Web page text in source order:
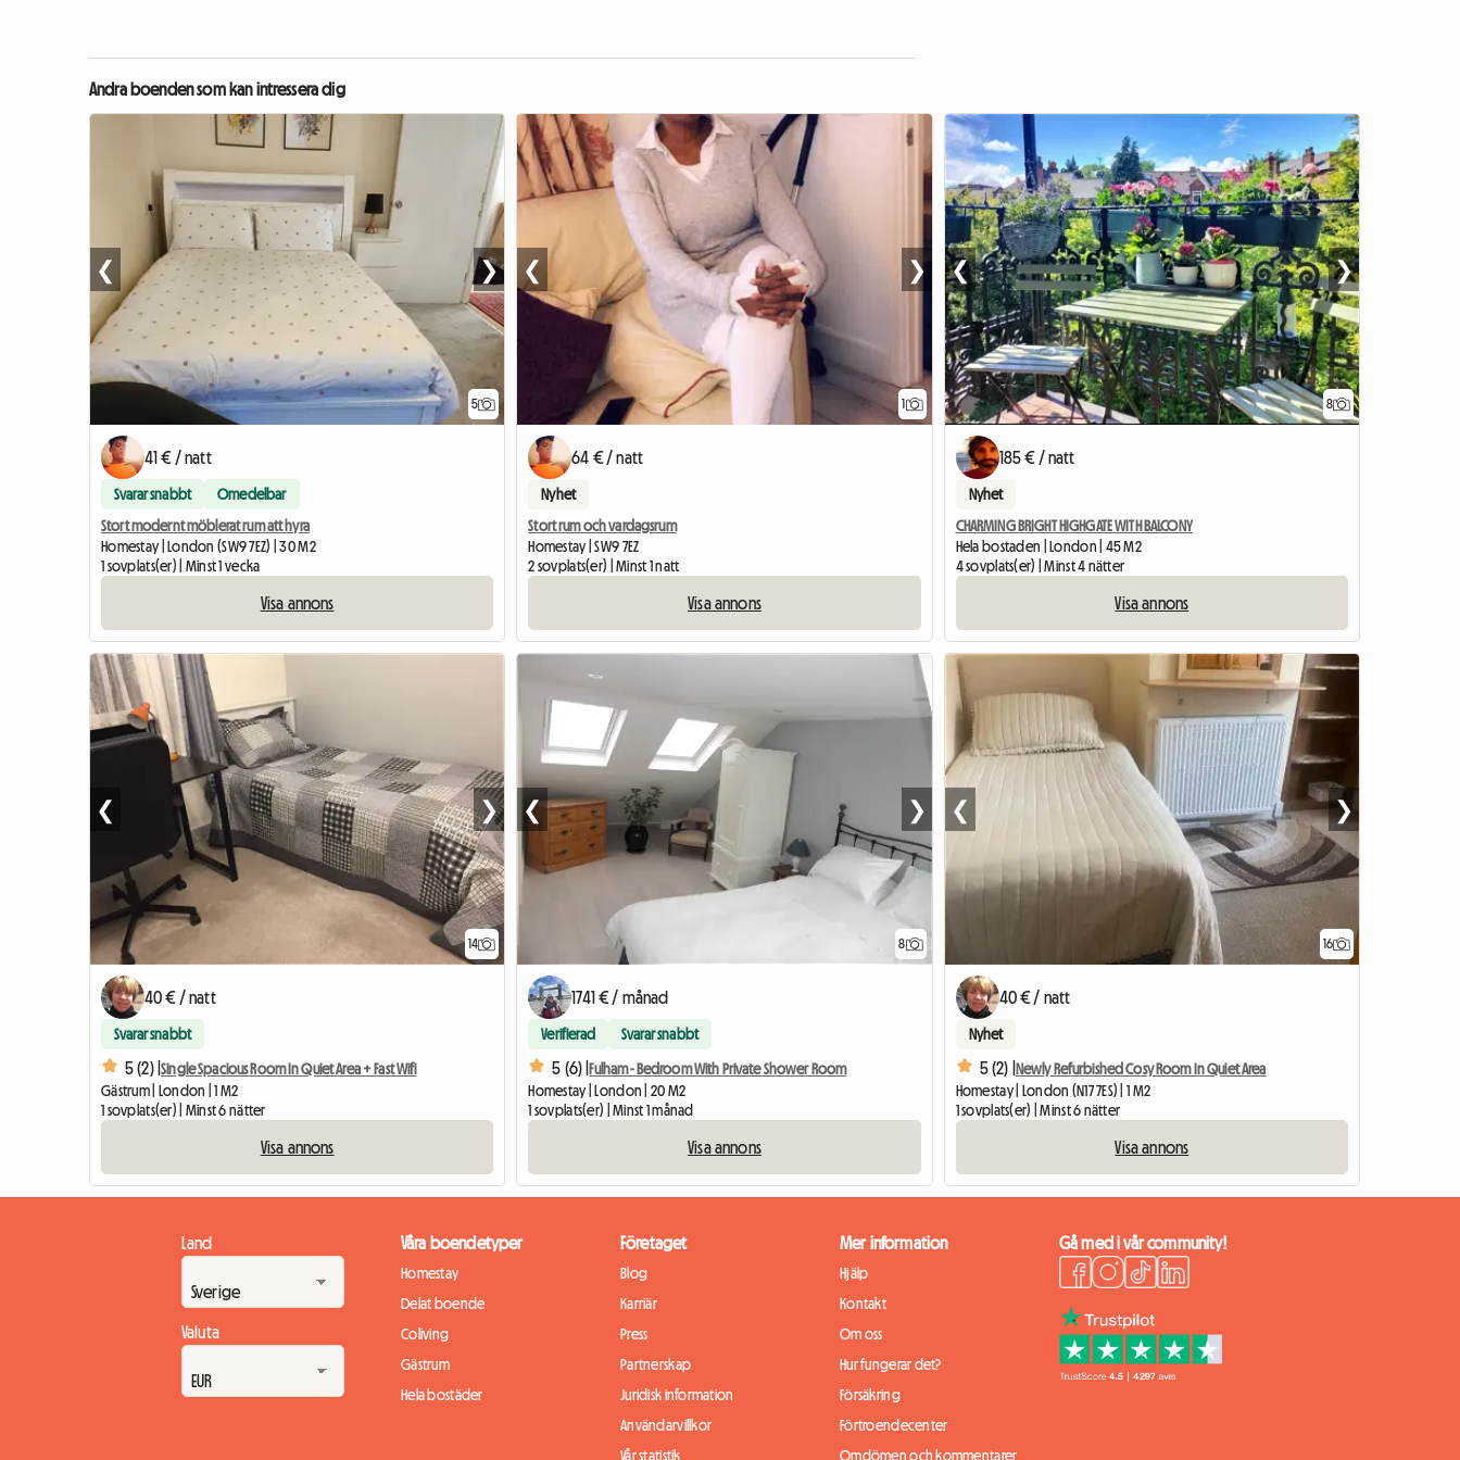
Andra boenden som kan intressera dig
5
❮ ❯
41 € / natt
Svarar snabbt Omedelbar
Stort modernt möblerat rum att hyra
Homestay | London (SW9 7EZ) | 30 M2
1 sovplats(er) | Minst 1 vecka
Visa annons
1
Visa annons
❮ ❯
64 € / natt
Nyhet
Stort rum och vardagsrum
Homestay | SW9 7EZ
2 sovplats(er) | Minst 1 natt
Visa annons
8
❮ ❯
185 € / natt
Nyhet
CHARMING BRIGHT HIGHGATE WITH BALCONY
Hela bostaden | London | 45 M2
4 sovplats(er) | Minst 4 nätter
Visa annons
14
❮ ❯
40 € / natt
Svarar snabbt
5 (2) |Single Spacious Room In Quiet Area + Fast Wifi
Gästrum | London | 1 M2
1 sovplats(er) | Minst 6 nätter
Visa annons
8
❮ ❯
1741 € / månad
Verifierad Svarar snabbt
5 (6) |Fulham - Bedroom With Private Shower Room
Homestay | London | 20 M2
1 sovplats(er) | Minst 1 månad
Visa annons
16
❮ ❯
40 € / natt
Nyhet
5 (2) |
Newly Refurbished Cosy Room In Quiet Area
Homestay | London (N17 7ES) | 1 M2
1 sovplats(er) | Minst 6 nätter
Visa annons
Land
Valuta
Våra boendetyper
Homestay
Delat boende
Coliving
Gästrum
Hela bostäder
Företaget
Blog
Karriär
Press
Partnerskap
Juridisk information
Användarvillkor
Vår statistik
Mer information
Hjälp
Kontakt
Om oss
Hur fungerar det?
Försäkring
Förtroendecenter
Omdömen och kommentarer
Gå med i vår community!